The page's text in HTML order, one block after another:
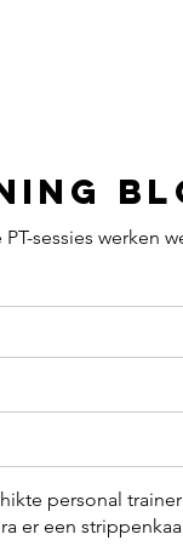
sessies werken
personal
er een